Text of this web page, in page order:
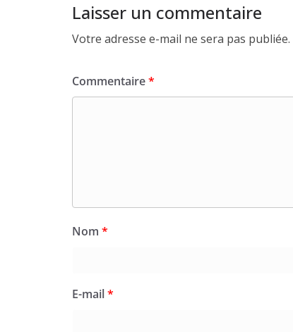
Laisser un commentaire
Votre adresse e-mail ne sera pas publiée.
Commentaire*
Nom *
E-mail*